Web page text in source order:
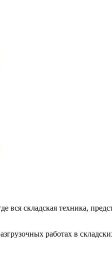
складская техника,
работах в